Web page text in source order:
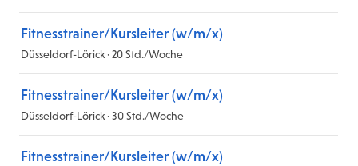
Fitnesstrainer/Kursleiter (w/m/x)
Düsseldorf-Lörick · 20 Std./Woche
Fitnesstrainer/Kursleiter (w/m/x)
Düsseldorf-Lörick · 30 Std./Woche
Fitnesstrainer/Kursleiter (w/m/x)